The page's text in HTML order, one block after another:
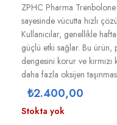
ZPHC Pharma Trenbolone
sayesinde vücutta hızlı
Kullanıcılar, genellikle
güçlü etki sağlar. Bu ürün,
dengesini korur ve
daha fazla oksijen
₺2.400,00
Stokta yok